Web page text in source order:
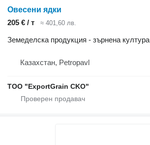
Овесени ядки
205 € / т
≈ 401,60 лв.
Земеделска продукция - зърнена култура
Казахстан, Petropavl
TOO "ExportGrain CKO"